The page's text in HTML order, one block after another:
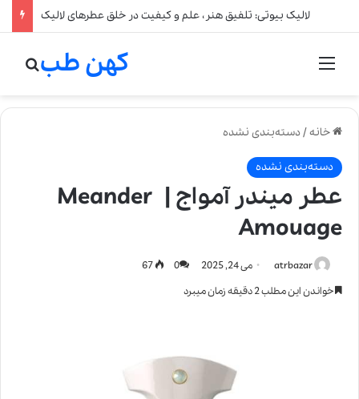
لالیک بیوتی: تلفیق هنر، علم و کیفیت در خلق عطرهای لالیک
منو کهن طب
خانه/دسته‌بندی نشده
دسته‌بندی نشده
عطر میندر آمواج | Meander
Amouage
atrbazar می 24, 2025 0
خواندن این مطلب 2 دقیقه زمان میبرد